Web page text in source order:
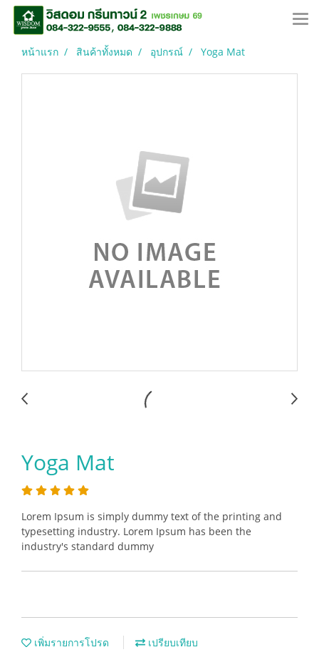
หน้าแรก สินค้าทั้งหมด อุปกรณ์ Yoga Mat
Yoga Mat
Lorem Ipsum is simply dummy text of the printing and
typesetting industry. Lorem Ipsum has been the
industry's standard dummy
เพิ่มรายการโปรด เปรียบเทียบ